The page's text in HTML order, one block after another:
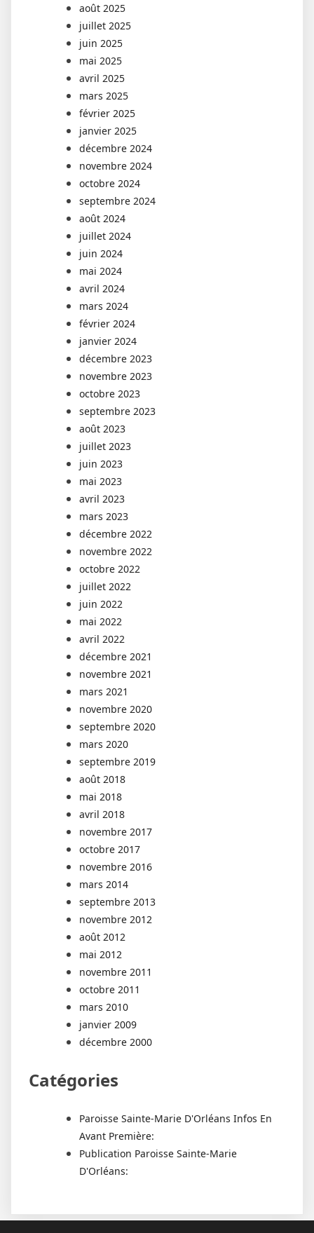
août 2025
juillet 2025
juin 2025
mai 2025
avril 2025
mars 2025
février 2025
janvier 2025
décembre 2024
novembre 2024
octobre 2024
septembre 2024
août 2024
juillet 2024
juin 2024
mai 2024
avril 2024
mars 2024
février 2024
janvier 2024
décembre 2023
novembre 2023
octobre 2023
septembre 2023
août 2023
juillet 2023
juin 2023
mai 2023
avril 2023
mars 2023
décembre 2022
novembre 2022
octobre 2022
juillet 2022
juin 2022
mai 2022
avril 2022
décembre 2021
novembre 2021
mars 2021
novembre 2020
septembre 2020
mars 2020
septembre 2019
août 2018
mai 2018
avril 2018
novembre 2017
octobre 2017
novembre 2016
mars 2014
septembre 2013
novembre 2012
août 2012
mai 2012
novembre 2011
octobre 2011
mars 2010
janvier 2009
décembre 2000
Catégories
Paroisse Sainte-Marie D'Orléans Infos En
Avant Première:
Publication Paroisse Sainte-Marie
D'Orléans: